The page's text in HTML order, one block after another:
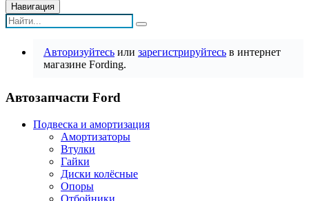
Навигация
Авторизуйтесь или зарегистрируйтесь в интернет
магазине Fording.
Автозапчасти Ford
Подвеска и амортизация
Амортизаторы
Втулки
Гайки
Диски колёсные
Опоры